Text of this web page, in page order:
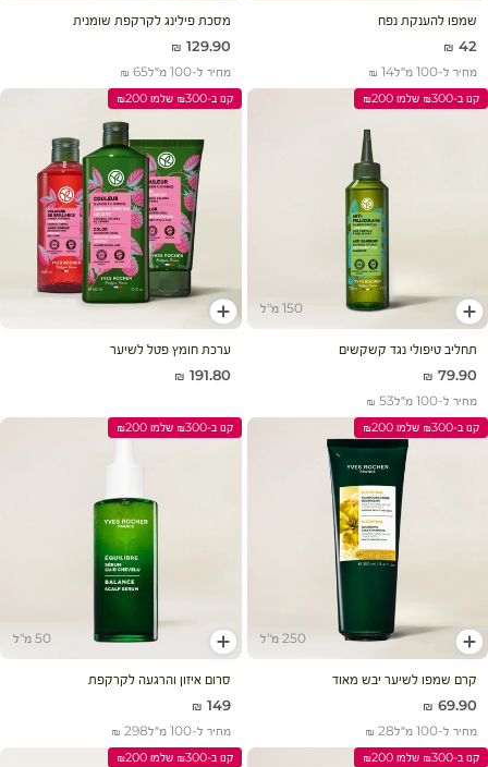
שמפו להענקת נפח
מחיר מבצע
42 ₪
מחיר ל-100 מ״ל 14 ₪
מסכת פילינג לקרקפת שומנית
מחיר מבצע
129.90 ₪
מחיר ל-100 מ״ל 65 ₪
קנו ב-₪300 שלמו ₪200
150 מ"ל
הוסף לעגלה
תחליב טיפולי נגד קשקשים
מחיר מבצע
79.90 ₪
מחיר ל-100 מ״ל 53 ₪
קנו ב-₪300 שלמו ₪200
הוסף לעגלה
ערכת חומץ פטל לשיער
מחיר מבצע
191.80 ₪
קנו ב-₪300 שלמו ₪200
250 מ"ל
הוסף לעגלה
קרם שמפו לשיער יבש מאוד
מחיר מבצע
69.90 ₪
מחיר ל-100 מ״ל 28 ₪
קנו ב-₪300 שלמו ₪200
50 מ"ל
הוסף לעגלה
סרום איזון והרגעה לקרקפת
מחיר מבצע
149 ₪
מחיר ל-100 מ״ל 298 ₪
קנו ב-₪300 שלמו ₪200 קנו ב-₪300 שלמו ₪200